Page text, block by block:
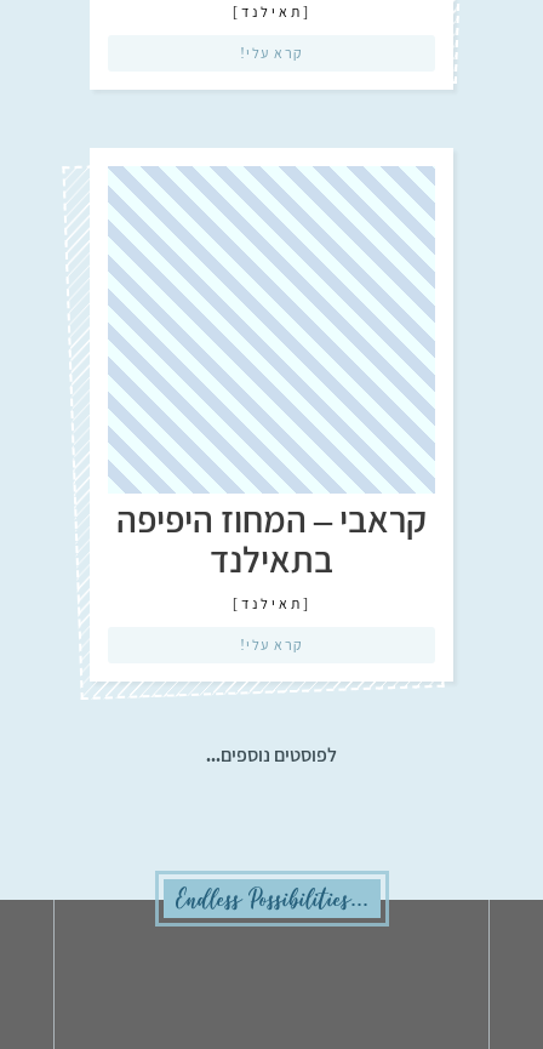
[ תאילנד ]
קרא עלי!
קראבי – המחוז היפיפה
בתאילנד
[ תאילנד ]
קרא עלי!
לפוסטים נוספים...
Endless Possibilities...